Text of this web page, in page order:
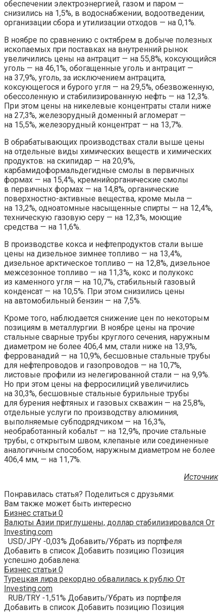
обеспечении электроэнергией, газом и паром —
снизились на 1,5%, в водоснабжении, водоотведении,
организации сбора и утилизации отходов — на 0,1%.
В ноябре по сравнению с октябрем в добыче полезных
ископаемых при поставках на внутренний рынок
увеличились цены на антрацит — на 55,8%, коксующийся
уголь — на 46,1%, обогащенные уголь и антрацит —
на 37,9%, уголь, за исключением антрацита,
коксующегося и бурого угля — на 29,5%, обезвоженную,
обессоленную и стабилизированную нефть — на 12,3%.
При этом цены на никелевые концентраты стали ниже
на 27,3%, железорудный доменный агломерат —
на 15,5%, железорудный концентрат — на 13,7%.
В обрабатывающих производствах стали выше цены
на отдельные виды химических веществ и химических
продуктов: на скипидар — на 20,9%,
карбамидоформальдегидные смолы в первичных
формах — на 15,4%, кремнийорганические смолы
в первичных формах — на 14,8%, органические
поверхностно-активные вещества, кроме мыла —
на 13,2%, одноатомные насыщенные спирты — на 12,4%,
техническую газовую серу — на 12,3%, моющие
средства — на 11,6%.
В производстве кокса и нефтепродуктов стали выше
цены на дизельное зимнее топливо — на 13,4%,
дизельное арктическое топливо — на 12,8%, дизельное
межсезонное топливо — на 11,3%, кокс и полукокс
из каменного угля — на 10,7%, стабильный газовый
конденсат — на 10,5%. При этом снизились цены
на автомобильный бензин — на 7,5%.
Кроме того, наблюдается снижение цен по некоторым
позициям в металлургии. В ноябре цены на прочие
стальные сварные трубы круглого сечения, наружным
диаметром не более 406,4 мм, стали ниже на 13,9%,
феррованадий — на 10,9%, бесшовные стальные трубы
для нефтепроводов и газопроводов — на 10,7%,
листовые профили из нелегированной стали — на 9,9%.
Но при этом цены на ферросилиций увеличились
на 30,3%, бесшовные стальные бурильные трубы
для бурения нефтяных и газовых скважин — на 25,8%,
отдельные услуги по производству алюминия,
выполняемые субподрядчиком — на 16,3%,
необработанный кобальт — на 12,9%, прочие стальные
трубы, с открытым швом, клепаные или соединенные
аналогичным способом, наружным диаметром не более
406,4 мм, — на 11,7%.
Источник
Понравилась статья? Поделиться с друзьями:
Вам также может быть интересно
Бизнес статьи 0
Валюты Азии приглушены, доллар стабилизировался От
Investing.com
USD/JPY -0,03% Добавить/Убрать из портфеля
Добавить в список Добавить позицию Позиция
успешно добавлена:
Бизнес статьи 0
Турецкая лира рекордно обвалилась к рублю От
Investing.com
RUB/TRY -1,51% Добавить/Убрать из портфеля
Добавить в список Добавить позицию Позиция